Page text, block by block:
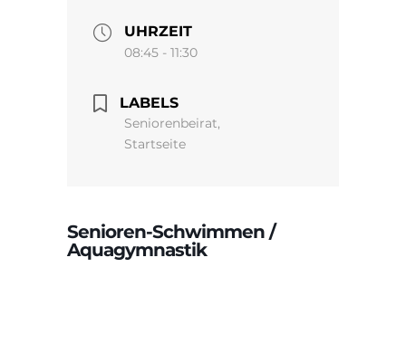
UHRZEIT
08:45 - 11:30
LABELS
Seniorenbeirat,
Startseite
Senioren-Schwimmen /
Aquagymnastik